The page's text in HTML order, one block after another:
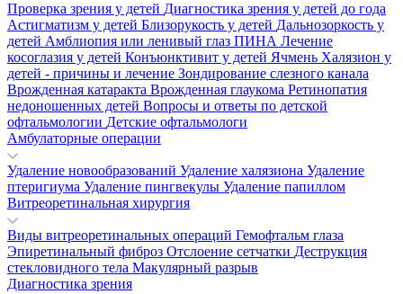
Проверка зрения у детей Диагностика зрения у детей до года
Астигматизм у детей Близорукость у детей Дальнозоркость у
детей Амблиопия или ленивый глаз ПИНА Лечение
косоглазия у детей Конъюнктивит у детей Ячмень Халязион у
детей - причины и лечение Зондирование слезного канала
Врожденная катаракта Врожденная глаукома Ретинопатия
недоношенных детей Вопросы и ответы по детской
офтальмологии Детские офтальмологи
Амбулаторные операции
Удаление новообразований Удаление халязиона Удаление
птеригиума Удаление пингвекулы Удаление папиллом
Витреоретинальная хирургия
Виды витреоретинальных операций Гемофтальм глаза
Эпиретинальный фиброз Отслоение сетчатки Деструкция
стекловидного тела Макулярный разрыв
Диагностика зрения